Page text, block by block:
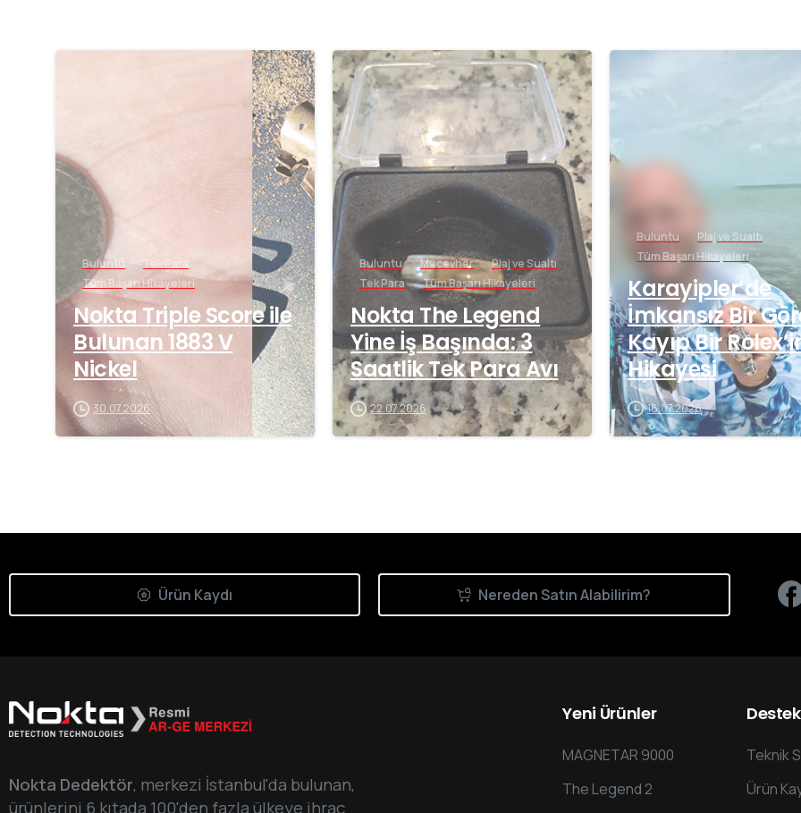
-
Buluntu
Tek Para
Tüm Başarı Hikayeleri
Nokta Triple Score ile
Bulunan 1883 V
Nickel
30.07.2026
-
Buluntu Mücevher
Plaj ve Sualtı
Tek Para
Tüm Başarı Hikayeleri
Nokta The Legend
Yine İş Başında: 3
Saatlik Tek Para Avı
22.07.2026
Buluntu
Plaj ve Sualtı
Tüm Başarı Hikayeleri
Karayipler’de
İmkansız Bir
Kayıp Bir
Hikayesi
16.07.2026
Ürün Kaydı Nereden Satın Alabilirim?
Nokta Dedektör, merkezi İstanbul'da bulunan,
ürünlerini 6 kıtada 100'den fazla ülkeye ihraç
Yeni Ürünler
MAGNETAR 9000
The Legend 2
Destek
Teknik
Ürün